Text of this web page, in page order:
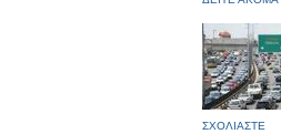
ΣΧΟΛΙΑΣΤΕ